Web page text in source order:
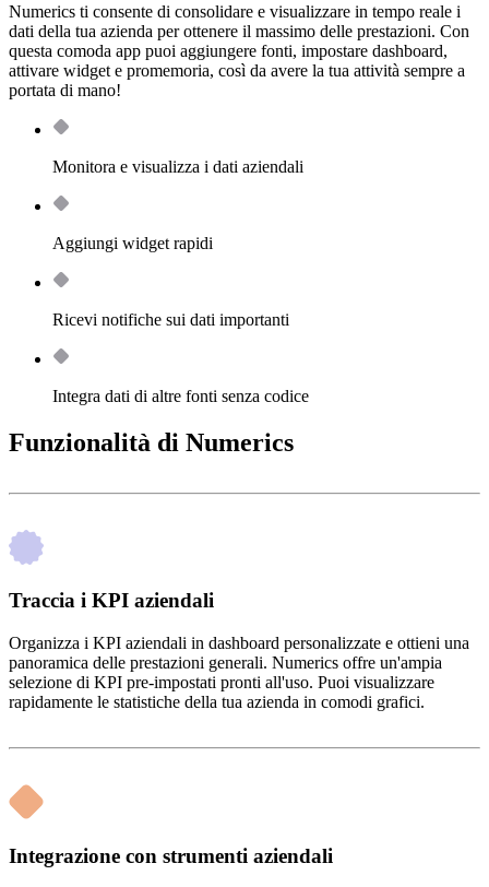
Numerics ti consente di consolidare e visualizzare in tempo reale i
dati della tua azienda per ottenere il massimo delle prestazioni. Con
questa comoda app puoi aggiungere fonti, impostare dashboard,
attivare widget e promemoria, così da avere la tua attività sempre a
portata di mano!
Monitora e visualizza i dati aziendali
Aggiungi widget rapidi
Ricevi notifiche sui dati importanti
Integra dati di altre fonti senza codice
Funzionalità di Numerics
Traccia i KPI aziendali
Organizza i KPI aziendali in dashboard personalizzate e ottieni una
panoramica delle prestazioni generali. Numerics offre un'ampia
selezione di KPI pre-impostati pronti all'uso. Puoi visualizzare
rapidamente le statistiche della tua azienda in comodi grafici.
Integrazione con strumenti aziendali